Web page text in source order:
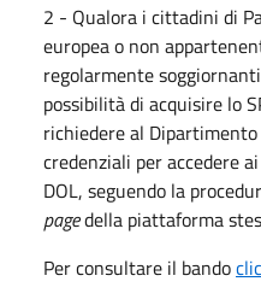
2 - Qualora i cittadini di
europea o non
regolarmente
possibilità di acquisire lo
richiedere al
credenziali per accedere
DOL, seguendo la
pagedella piattaforma
Per consultare il bando